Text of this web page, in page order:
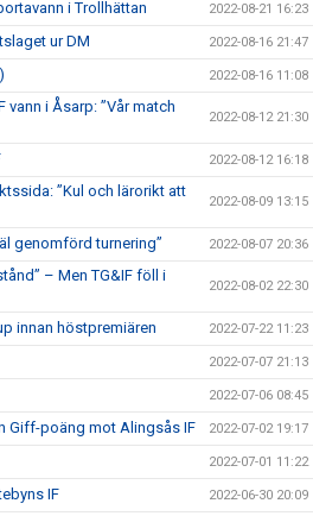
i Trollhättan 2022-08-21 16:23
ur DM 2022-08-16 21:47
2022-08-16 11:08
i Åsarp: ”Vår match
2022-08-12 21:30
2022-08-12 16:18
”Kul och lärorikt att
2022-08-09 13:15
genomförd turnering” 2022-08-07 20:36
– Men TG&IF föll i
2022-08-02 22:30
innan höstpremiären 2022-07-22 11:23
2022-07-07 21:13
2022-07-06 08:45
Giff-poäng mot Alingsås IF 2022-07-02 19:17
2022-07-01 11:22
IF 2022-06-30 20:09